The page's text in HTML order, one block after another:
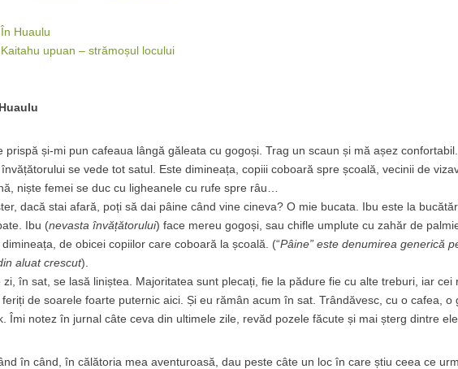
În Huaulu
Kaitahu upuan – strămoșul locului
prispă și-mi pun cafeaua lângă găleata cu gogoși. Trag un scaun și mă așez
se vede tot satul. Este dimineața, copiii coboară spre școală, vecinii de
niște femei se duc cu ligheanele cu rufe spre râu…
dacă stai afară, poți să dai pâine când vine cineva? O mie bucata. Ibu este la
Ibu (nevasta învățătorului) face mereu gogoși, sau chifle umplute cu zahăr de
de obicei copiilor care coboară la școală. (“Pâine” este denumirea generică
aluat crescut).
zi, în sat, se lasă liniștea. Majoritatea sunt plecați, fie la pădure fie cu alte treburi, iar cei
de soarele foarte puternic aici. Și eu rămân acum în sat. Trândăvesc, cu o cafea, o
Îmi notez în jurnal câte ceva din ultimele zile, revăd pozele făcute și mai șterg dintre
în când, în călătoria mea aventuroasă, dau peste câte un loc în care știu ceea ce